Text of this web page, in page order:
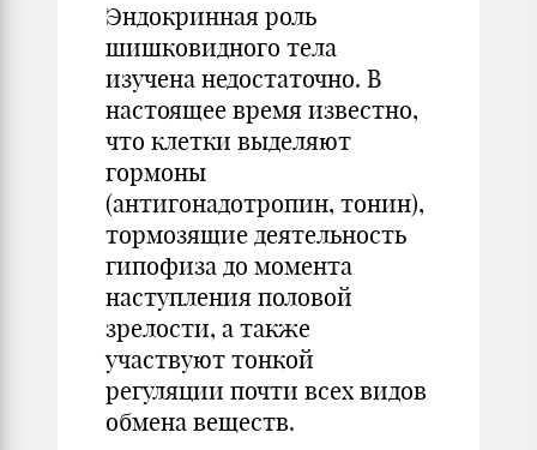
Эндокринная роль
шишковидного тела
изучена недостаточно. В
настоящее время известно,
что клетки выделяют
гормоны
(антигонадотропин, тонин),
тормозящие деятельность
гипофиза до момента
наступления половой
зрелости, а также
участвуют тонкой
регуляции почти всех видов
обмена веществ.